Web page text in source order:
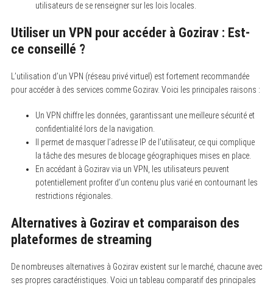
utilisateurs de se renseigner sur les lois locales.
Utiliser un VPN pour accéder à Gozirav : Est-
ce conseillé ?
L’utilisation d’un VPN (réseau privé virtuel) est fortement recommandée
pour accéder à des services comme Gozirav. Voici les principales raisons :
Un VPN chiffre les données, garantissant une meilleure sécurité et
confidentialité lors de la navigation.
Il permet de masquer l’adresse IP de l’utilisateur, ce qui complique
la tâche des mesures de blocage géographiques mises en place.
En accédant à Gozirav via un VPN, les utilisateurs peuvent
potentiellement profiter d’un contenu plus varié en contournant les
restrictions régionales.
Alternatives à Gozirav et comparaison des
plateformes de streaming
De nombreuses alternatives à Gozirav existent sur le marché, chacune avec
ses propres caractéristiques. Voici un tableau comparatif des principales